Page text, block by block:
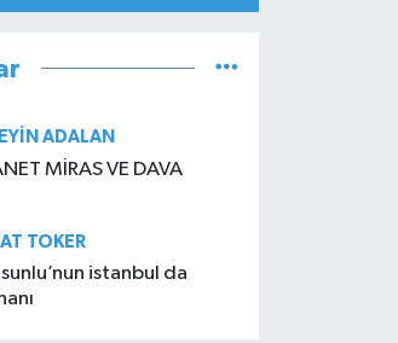
ADALAN
MİRAS VE DAVA
TOKER
istanbul da